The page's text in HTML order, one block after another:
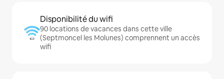
Disponibilité du wifi
90 locations de vacances dans cette ville
(Septmoncel les Molunes) comprennent un accès
wifi